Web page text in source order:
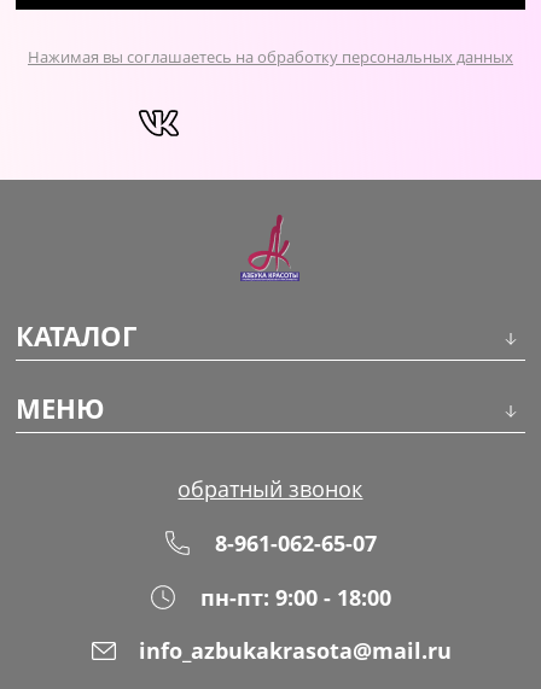
Нажимая вы соглашаетесь на обработку персональных данных
КАТАЛОГ
Макияж
МЕНЮ
Оплата
обратный звонок
8-961-062-65-07
пн-пт: 9:00 - 18:00
info_azbukakrasota@mail.ru